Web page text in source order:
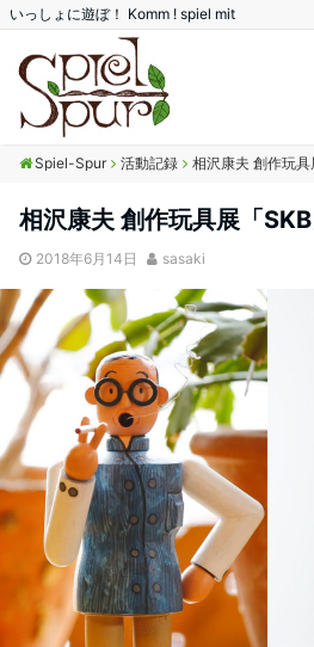
いっしょに遊ぼ！ Komm ! spiel mit
Spiel-Spur 活動記録 相沢康夫 創作玩
相沢康夫 創作玩具展「
2018年6月14日 sasaki